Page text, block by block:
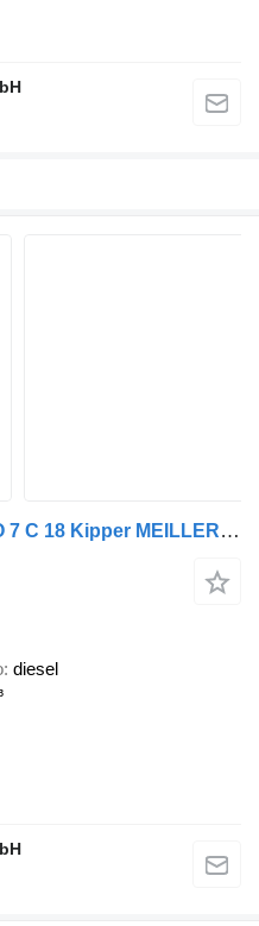
Mitsubishi Fuso FUSO FUSO 7 C 18 Kipper MEILLER 3-Seiten*AHK*NL 3,8 T
diesel